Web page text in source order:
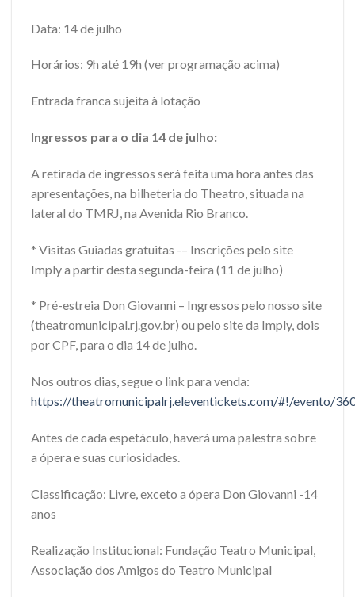
Data: 14 de julho
Horários: 9h até 19h (ver programação acima)
Entrada franca sujeita à lotação
Ingressos para o dia 14 de julho:
A retirada de ingressos será feita uma hora antes das
apresentações, na bilheteria do Theatro, situada na
lateral do TMRJ, na Avenida Rio Branco.
* Visitas Guiadas gratuitas -– Inscrições pelo site
Imply a partir desta segunda-feira (11 de julho)
* Pré-estreia Don Giovanni – Ingressos pelo nosso site
(theatromunicipal.rj.gov.br) ou pelo site da Imply, dois
por CPF, para o dia 14 de julho.
Nos outros dias, segue o link para venda:
https://theatromunicipalrj.eleventickets.com/#!/evento/
Antes de cada espetáculo, haverá uma palestra sobre
a ópera e suas curiosidades.
Classificação: Livre, exceto a ópera Don Giovanni -14
anos
Realização Institucional: Fundação Teatro Municipal,
Associação dos Amigos do Teatro Municipal